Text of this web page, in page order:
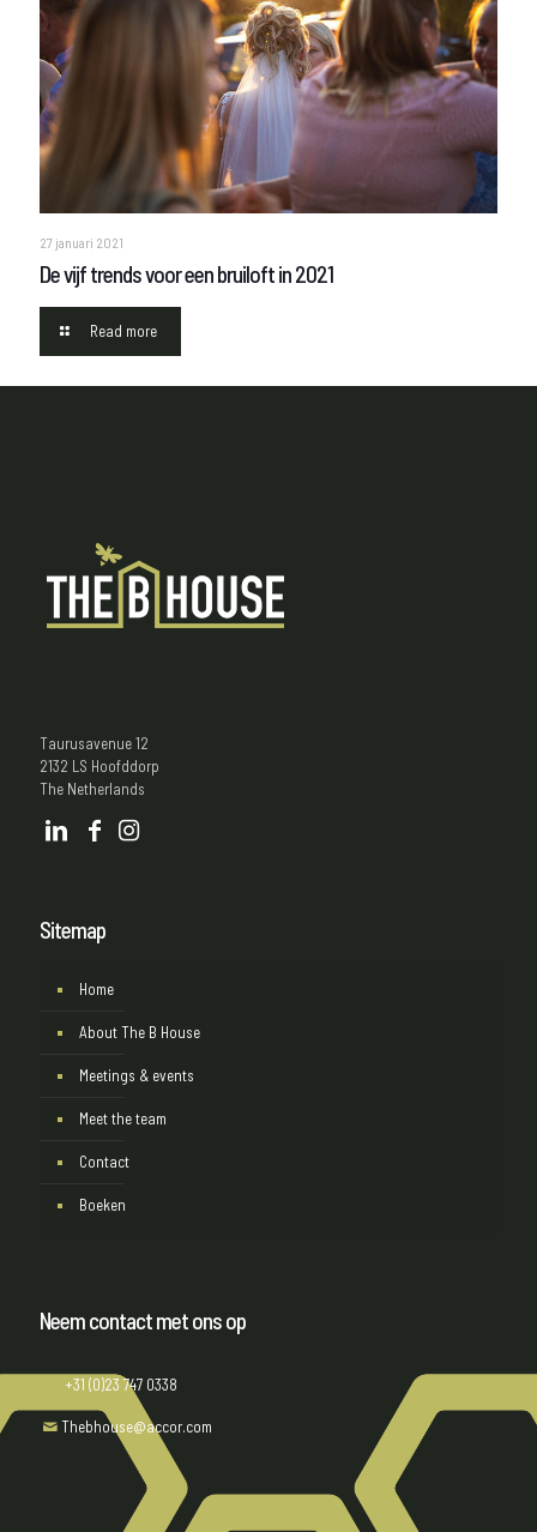
27 januari 2021
De vijf trends voor een bruiloft in 2021
Read more
Taurusavenue 12
2132 LS Hoofddorp
The Netherlands
Sitemap
Home
About The B House
Meetings & events
Meet the team
Contact
Boeken
Neem contact met ons op
+31 (0)23 747 0338
Thebhouse@accor.com